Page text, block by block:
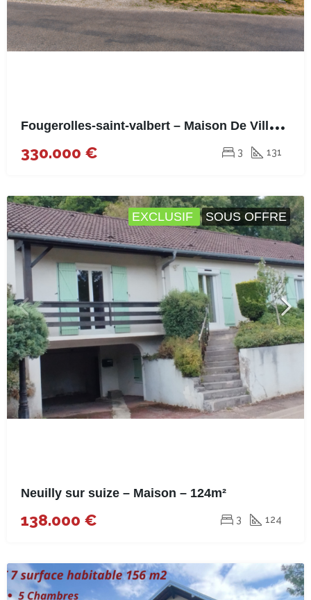
F
ougerolles-saint-valbert – Maison De Village – 131m²
330.000 € 3 131
EXCLUSIF SOUS OFFRE
Neuilly sur suize – Maison – 124m²
138.000 € 3 124